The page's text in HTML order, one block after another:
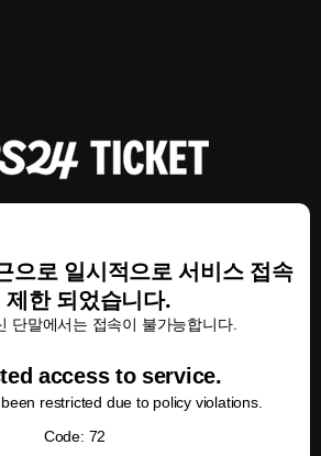
으로 일시적으로 서비스 접속
제한 되었습니다.
단말에서는 접속이 불가능합니다.
access to service.
restricted due to policy violations.
Code: 72